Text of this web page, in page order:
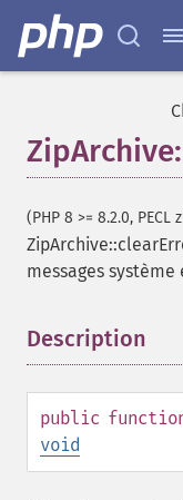
(PHP 8 >= 8.2.0, PECL
messages
Description
public
void